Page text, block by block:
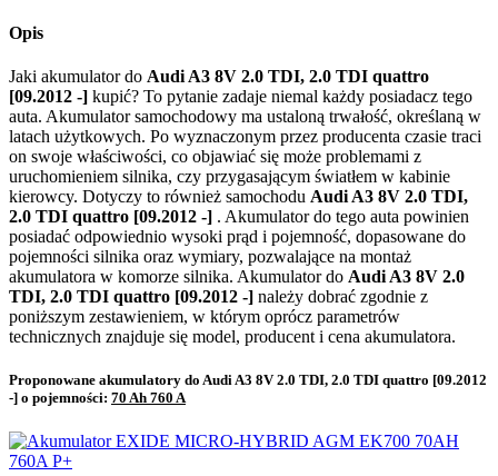
Opis
Jaki akumulator do Audi A3 8V 2.0 TDI, 2.0 TDI quattro
[09.2012 -] kupić? To pytanie zadaje niemal każdy posiadacz tego
auta. Akumulator samochodowy ma ustaloną trwałość, określaną w
latach użytkowych. Po wyznaczonym przez producenta czasie traci
on swoje właściwości, co objawiać się może problemami z
uruchomieniem silnika, czy przygasającym światłem w kabinie
kierowcy. Dotyczy to również samochodu Audi A3 8V 2.0 TDI,
2.0 TDI quattro [09.2012 -] . Akumulator do tego auta powinien
posiadać odpowiednio wysoki prąd i pojemność, dopasowane do
pojemności silnika oraz wymiary, pozwalające na montaż
akumulatora w komorze silnika. Akumulator do Audi A3 8V 2.0
TDI, 2.0 TDI quattro [09.2012 -] należy dobrać zgodnie z
poniższym zestawieniem, w którym oprócz parametrów
technicznych znajduje się model, producent i cena akumulatora.
Proponowane akumulatory do Audi A3 8V 2.0 TDI, 2.0 TDI quattro [09.2012
-] o pojemności: 70 Ah 760 A